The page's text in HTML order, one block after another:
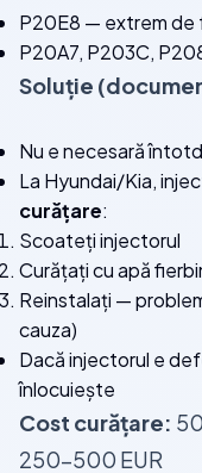
P20E8 — extrem de
P20A7, P203C,
Soluție
Nu e necesară
La Hyundai/Kia,
curățare:
Scoateți injectorul
Curățați cu apă
Reinstalați —
cauza)
Dacă injectorul e
înlocuiește
Cost curățare:
250-500 EUR